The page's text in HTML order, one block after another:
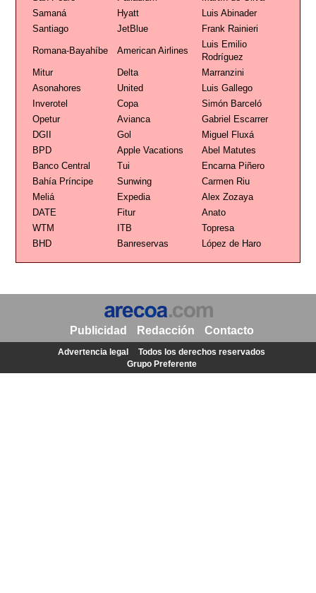
Samaná
Hyatt
Luis Abinader
Santiago
JetBlue Frank Rainieri
Romana-Bayahíbe American Airlines
Luis Emilio
Rodríguez
Mitur
Delta
Marranzini
Asonahores
United
Luis Gallego
Inverotel
Copa
Simón Barceló
Opetur
Avianca
Gabriel Escarrer
DGII
Gol
Miguel Fluxá
BPD
Apple Vacations
Abel Matutes
Banco Central
Tui
Encarna Piñero
Bahía Príncipe
Sunwing
Carmen Riu
Meliá
Expedia
Alex Zozaya
DATE
Fitur
Anato
WTM
ITB
Topresa
BHD
Banreservas López de Haro
Publicidad Redacción Contacto
Advertencia legal
Todos los derechos reservados
Grupo Preferente